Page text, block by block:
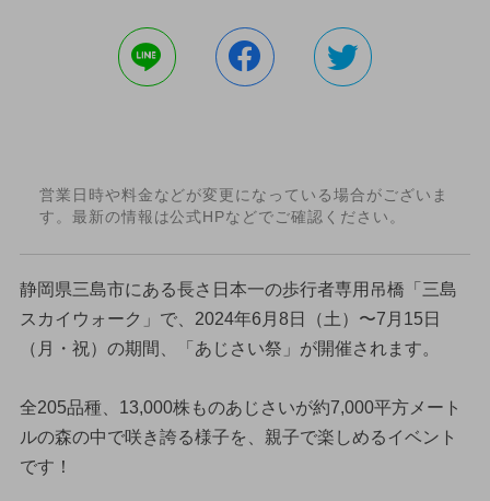
営業日時や料金などが変更になっている場合がございま
す。最新の情報は公式HPなどでご確認ください。
静岡県三島市にある長さ日本一の歩行者専用吊橋「三島
スカイウォーク」で、2024年6月8日（土）〜7月15日
（月・祝）の期間、「あじさい祭」が開催されます。
全205品種、13,000株ものあじさいが約7,000平方メート
ルの森の中で咲き誇る様子を、親子で楽しめるイベント
です！